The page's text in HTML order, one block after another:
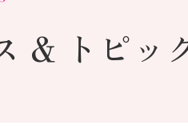
& トピッ